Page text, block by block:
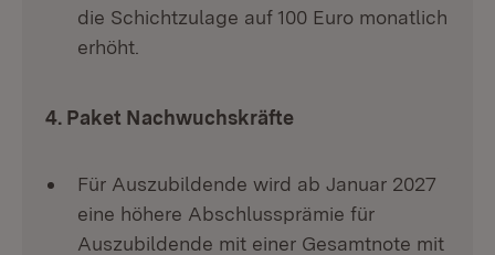
die Schichtzulage auf 100 Euro monatlich
erhöht.
4. Paket Nachwuchskräfte
Für Auszubildende wird ab Januar 2027
eine höhere Abschlussprämie für
Auszubildende mit einer Gesamtnote mit